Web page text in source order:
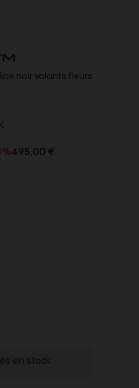
noir volants fleurs
495,00 €
en stock